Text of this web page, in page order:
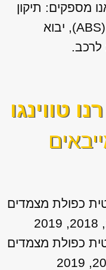
מספקים: תיקון
מערכת למניעת נעילת גלגלים (ABS), יבוא
רנו טווינגו
רובוטית כפולת מצמדים
רובוטית כפולת מצמדים